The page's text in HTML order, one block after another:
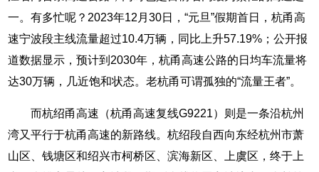
一。有多忙呢？2023年12月30日，“元旦”假期首日，杭甬高
速宁波段主线流量超过10.4万辆，同比上升57.19%；公开报
道数据显示，预计到2030年，杭甬高速公路的日均车流量将
达30万辆，几近饱和状态。老杭甬可谓孤独的“流量王者”。
而杭绍甬高速（杭甬高速复线G9221）则是一条沿杭州
湾又平行于杭甬高速的新路线。杭绍段自西向东经杭州市萧
山区、钱塘区和绍兴市柯桥区、滨海新区、上虞区，终于上